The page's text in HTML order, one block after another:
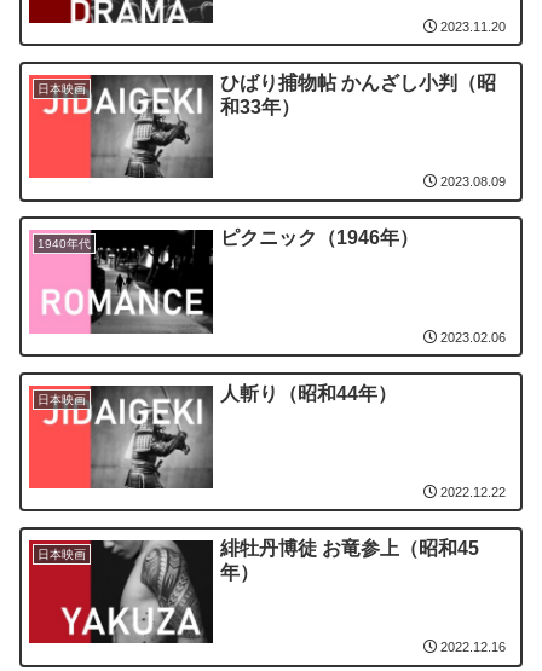
2023.11.20
日本映画
ひばり捕物帖 かんざし小判（昭
和33年）
2023.08.09
1940年代 ピクニック（1946年）
2023.02.06
日本映画 人斬り（昭和44年）
2022.12.22
日本映画
緋牡丹博徒 お竜参上（昭和45
年）
2022.12.16